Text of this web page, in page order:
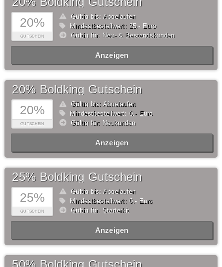
20%
GUTSCHEIN
Gültig bis: Abgelaufen
Mindestbestellwert: 25,- Euro
Gültig für: Neu- & Bestandskunden
Anzeigen
20%
GUTSCHEIN
20% Boldking Gutschein
Gültig bis: Abgelaufen
Mindestbestellwert: 0,- Euro
Gültig für: Neukunden
Anzeigen
25%
GUTSCHEIN
25% Boldking Gutschein
Gültig bis: Abgelaufen
Mindestbestellwert: 0,- Euro
Gültig für: Starterkit
Anzeigen
50% Boldking Gutschein